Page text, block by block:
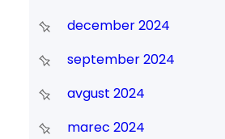
december 2024
september 2024
avgust 2024
marec 2024